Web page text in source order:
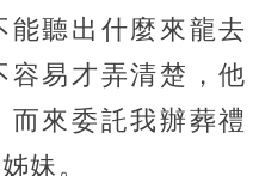
聽出什麼來龍去
容易才弄清楚，他
而來委託我辦葬禮
妹。